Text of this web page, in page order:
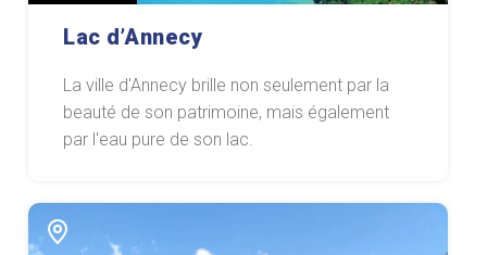
Lac d’Annecy
La ville d'Annecy brille non seulement par la
beauté de son patrimoine, mais également
par l'eau pure de son lac.